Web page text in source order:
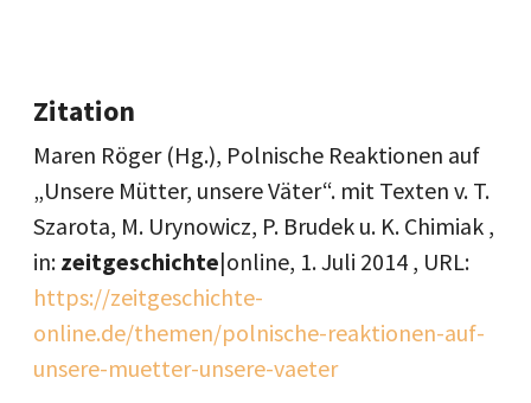
Zitation
Maren Röger (Hg.), Polnische Reaktionen auf
„Unsere Mütter, unsere Väter“. mit Texten v. T.
Szarota, M. Urynowicz, P. Brudek u. K. Chimiak ,
in: zeitgeschichte|online, 1. Juli 2014 , URL:
https://zeitgeschichte-
online.de/themen/polnische-reaktionen-auf-
unsere-muetter-unsere-vaeter